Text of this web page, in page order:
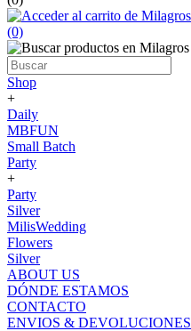
(0)
Shop
+
Daily
MBFUN
Small Batch
Party
+
Party
Silver
MilisWedding
Flowers
Silver
ABOUT US
DÓNDE ESTAMOS
CONTACTO
ENVIOS & DEVOLUCIONES